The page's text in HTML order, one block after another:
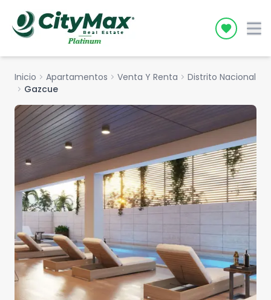
Icon
Inicio chevron_right Apartamentos chevron_right Venta Y Renta chevron_right Distrito Nacional
chevron_right Gazcue